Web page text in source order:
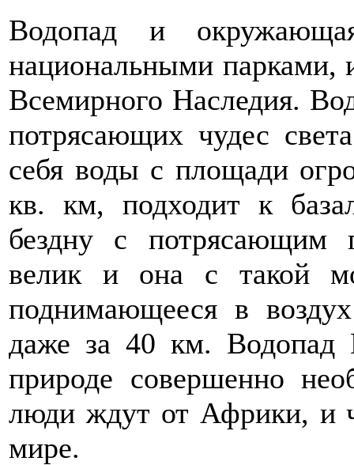
Водопад и
национальными
Всемирного Наследия.
потрясающих чудес
себя воды с площади
кв. км, подходит к
бездну с потрясающим
велик и она с такой
поднимающееся в
даже за 40 км. Водопад
природе совершенно
люди ждут от Африки, и
мире.